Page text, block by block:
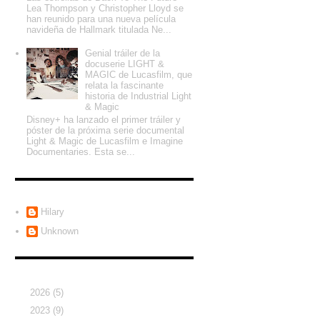
Lea Thompson y Christopher Lloyd se
han reunido para una nueva película
navideña de Hallmark titulada Ne...
Genial tráiler de la
docuserie LIGHT &
MAGIC de Lucasfilm, que
relata la fascinante
historia de Industrial Light
& Magic
Disney+ ha lanzado el primer tráiler y
póster de la próxima serie documental
Light & Magic de Lucasfilm e Imagine
Documentaries. Esta se...
Hilary
Unknown
2026 (5)
2023 (9)